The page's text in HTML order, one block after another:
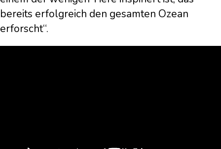
bereits erfolgreich den gesamten Ozean
erforscht“.